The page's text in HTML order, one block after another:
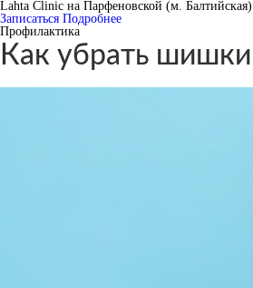
Lahta Clinic на Парфеновской (м. Балтийская)
Записаться Подробнее
Профилактика
Как убрать шишки